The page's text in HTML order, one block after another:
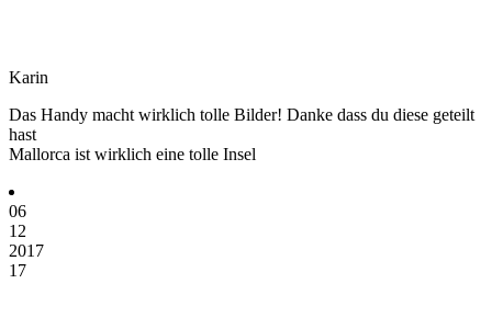
Karin
Das Handy macht wirklich tolle Bilder! Danke dass du diese geteilt
hast
Mallorca ist wirklich eine tolle Insel
06
12
2017
17